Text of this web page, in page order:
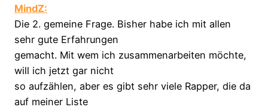
MindZ:
Die 2. gemeine Frage. Bisher habe ich mit allen
sehr gute Erfahrungen
gemacht. Mit wem ich zusammenarbeiten möchte,
will ich jetzt gar nicht
so aufzählen, aber es gibt sehr viele Rapper, die da
auf meiner Liste